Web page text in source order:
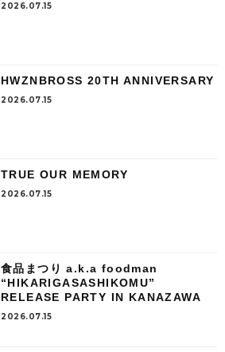
2026.07.15
HWZNBROSS 20TH ANNIVERSARY
2026.07.15
TRUE OUR MEMORY
2026.07.15
食品まつり a.k.a foodman
“HIKARIGASASHIKOMU”
RELEASE PARTY IN KANAZAWA
2026.07.15